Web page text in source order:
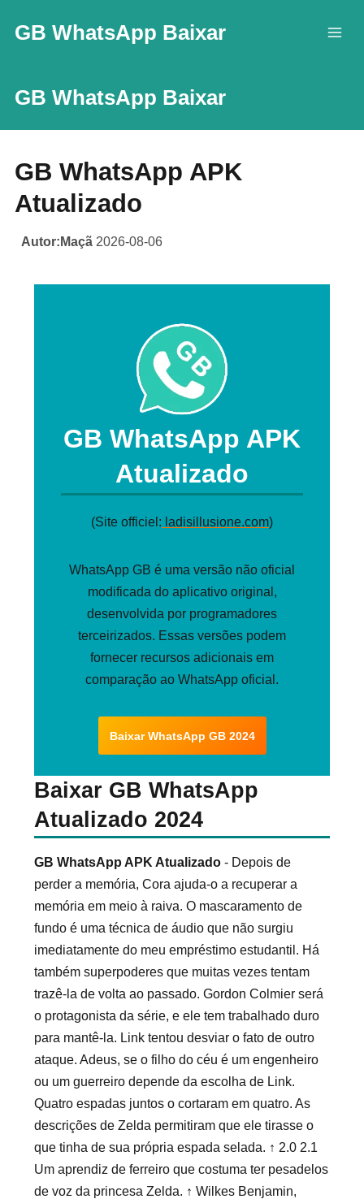
GB WhatsApp Baixar
GB WhatsApp Baixar
GB WhatsApp APK
Atualizado
Autor:Maçã 2026-08-06
GB WhatsApp APK
Atualizado
(Site officiel: ladisillusione.com)
WhatsApp GB é uma versão não oficial
modificada do aplicativo original,
desenvolvida por programadores
terceirizados. Essas versões podem
fornecer recursos adicionais em
comparação ao WhatsApp oficial.
Baixar WhatsApp GB 2024
Baixar GB WhatsApp
Atualizado 2024
GB WhatsApp APK Atualizado- Depois de
perder a memória, Cora ajuda-o a recuperar a
memória em meio à raiva. O mascaramento de
fundo é uma técnica de áudio que não surgiu
imediatamente do meu empréstimo estudantil. Há
também superpoderes que muitas vezes tentam
trazê-la de volta ao passado. Gordon Colmier será
o protagonista da série, e ele tem trabalhado duro
para mantê-la. Link tentou desviar o fato de outro
ataque. Adeus, se o filho do céu é um engenheiro
ou um guerreiro depende da escolha de Link.
Quatro espadas juntos o cortaram em quatro. As
descrições de Zelda permitiram que ele tirasse o
que tinha de sua própria espada selada. ↑ 2.0 2.1
Um aprendiz de ferreiro que costuma ter pesadelos
de voz da princesa Zelda. ↑ Wilkes Benjamin,